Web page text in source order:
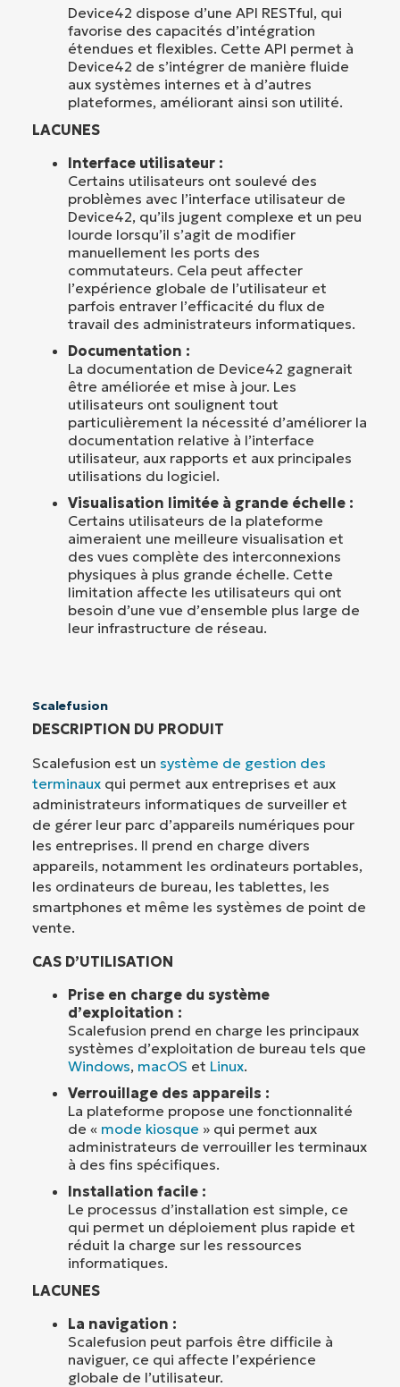
Device42 dispose d’une API RESTful, qui
favorise des capacités d’intégration
étendues et flexibles. Cette API permet à
Device42 de s’intégrer de manière fluide
aux systèmes internes et à d’autres
plateformes, améliorant ainsi son utilité.
LACUNES
Interface utilisateur :
Certains utilisateurs ont soulevé des
problèmes avec l’interface utilisateur de
Device42, qu’ils jugent complexe et un peu
lourde lorsqu’il s’agit de modifier
manuellement les ports des
commutateurs. Cela peut affecter
l’expérience globale de l’utilisateur et
parfois entraver l’efficacité du flux de
travail des administrateurs informatiques.
Documentation :
La documentation de Device42 gagnerait
être améliorée et mise à jour. Les
utilisateurs ont soulignent tout
particulièrement la nécessité d’améliorer la
documentation relative à l’interface
utilisateur, aux rapports et aux principales
utilisations du logiciel.
Visualisation limitée à grande échelle :
Certains utilisateurs de la plateforme
aimeraient une meilleure visualisation et
des vues complète des interconnexions
physiques à plus grande échelle. Cette
limitation affecte les utilisateurs qui ont
besoin d’une vue d’ensemble plus large de
leur infrastructure de réseau.
Scalefusion
DESCRIPTION DU PRODUIT
Scalefusion est un système de gestion des
terminaux qui permet aux entreprises et aux
administrateurs informatiques de surveiller et
de gérer leur parc d’appareils numériques pour
les entreprises. Il prend en charge divers
appareils, notamment les ordinateurs portables,
les ordinateurs de bureau, les tablettes, les
smartphones et même les systèmes de point de
vente.
CAS D’UTILISATION
Prise en charge du système
d’exploitation :
Scalefusion prend en charge les principaux
systèmes d’exploitation de bureau tels que
Windows, macOS et Linux.
Verrouillage des appareils :
La plateforme propose une fonctionnalité
de « mode kiosque » qui permet aux
administrateurs de verrouiller les terminaux
à des fins spécifiques.
Installation facile :
Le processus d’installation est simple, ce
qui permet un déploiement plus rapide et
réduit la charge sur les ressources
informatiques.
LACUNES
La navigation :
Scalefusion peut parfois être difficile à
naviguer, ce qui affecte l’expérience
globale de l’utilisateur.